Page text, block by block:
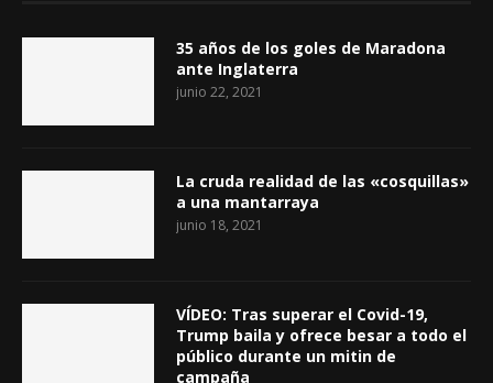
35 años de los goles de Maradona
ante Inglaterra
junio 22, 2021
La cruda realidad de las «cosquillas»
a una mantarraya
junio 18, 2021
VÍDEO: Tras superar el Covid-19,
Trump baila y ofrece besar a todo el
público durante un mitin de
campaña